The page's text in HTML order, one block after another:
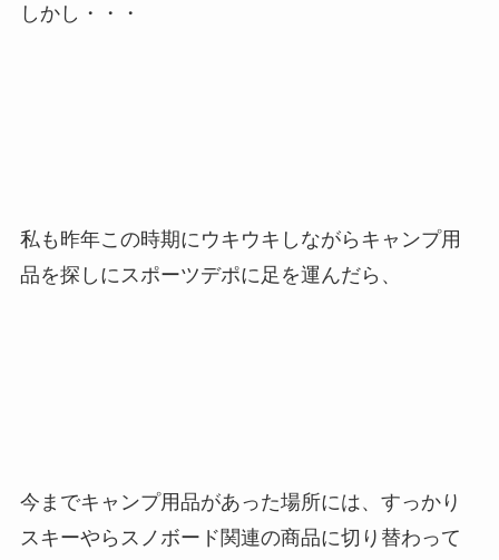
しかし・・・
私も昨年この時期にウキウキしながらキャンプ用
品を探しにスポーツデポに足を運んだら、
今までキャンプ用品があった場所には、すっかり
スキーやらスノボード関連の商品に切り替わって